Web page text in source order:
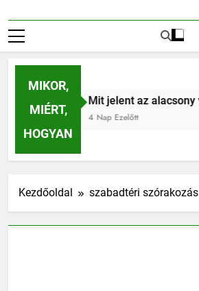
MIKOR,
MIÉRT,
HOGYAN
Mit jelent az alacsony vas?
4 Nap Ezelőtt
Kezdőoldal szabadtéri szórakozás